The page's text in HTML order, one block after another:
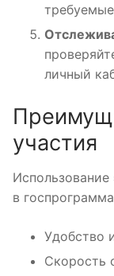
личный
участия
в
Удобство
Скорость